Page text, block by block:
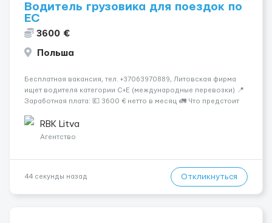
Водитель грузовика для поездок по
ЕС
3600 €
Польша
Бесплатная вакансия, тел. +37063970889, Литовская фирма
ищет водителя категории C+E (международные перевозки) 📍
Заработная плата: 💶 3600 € нетто в месяц 🚛 Что предстоит
рефрижераторах. В среднем 400–500 км в день. Погрузки и
разгрузки...
RBK Litva
Агентство
44 секунды назад Откликнуться